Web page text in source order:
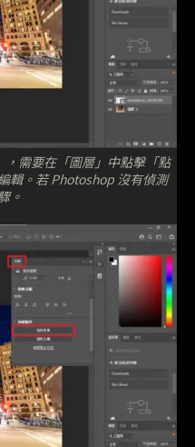
，需要在「圖層」中點擊「點
輯。若 Photoshop 沒有偵測
。